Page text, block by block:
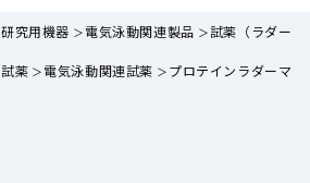
研究用機器 電気泳動関連製品
試薬（ラダー
試薬 電気泳動関連試薬
プロテインラダーマ